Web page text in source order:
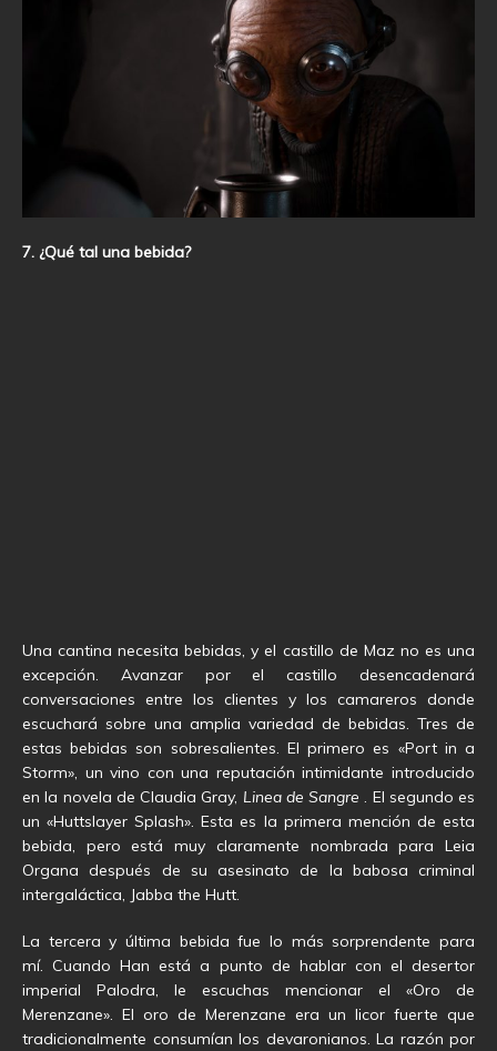
7. ¿Qué tal una bebida?
Una cantina necesita bebidas, y el castillo de Maz no es una
excepción. Avanzar por el castillo desencadenará
conversaciones entre los clientes y los camareros donde
escuchará sobre una amplia variedad de bebidas. Tres de
estas bebidas son sobresalientes. El primero es «Port in a
Storm», un vino con una reputación intimidante introducido
en la novela de Claudia Gray, Linea de Sangre . El segundo es
un «Huttslayer Splash». Esta es la primera mención de esta
bebida, pero está muy claramente nombrada para Leia
Organa después de su asesinato de la babosa criminal
intergaláctica, Jabba the Hutt.
La tercera y última bebida fue lo más sorprendente para
mí. Cuando Han está a punto de hablar con el desertor
imperial Palodra, le escuchas mencionar el «Oro de
Merenzane». El oro de Merenzane era un licor fuerte que
tradicionalmente consumían los devaronianos. La razón por